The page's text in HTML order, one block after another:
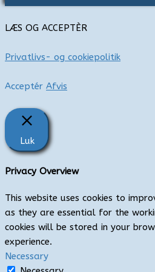
LÆS OG ACCEPTÈR
Privatlivs- og cookiepolitik
Acceptér Afvis
Luk
Privacy Overview
This website uses cookies to
as they are essential for the
cookies will be stored in your
experience.
Necessary